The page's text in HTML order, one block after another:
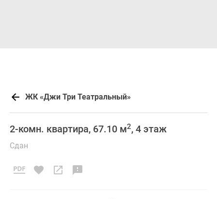
ЖК «Джи Три Театральный»
2-комн. квартира, 67.10 м2, 4 этаж
Сдан